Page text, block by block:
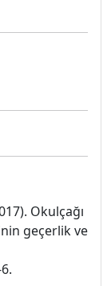
Okulçağı
geçerlik ve